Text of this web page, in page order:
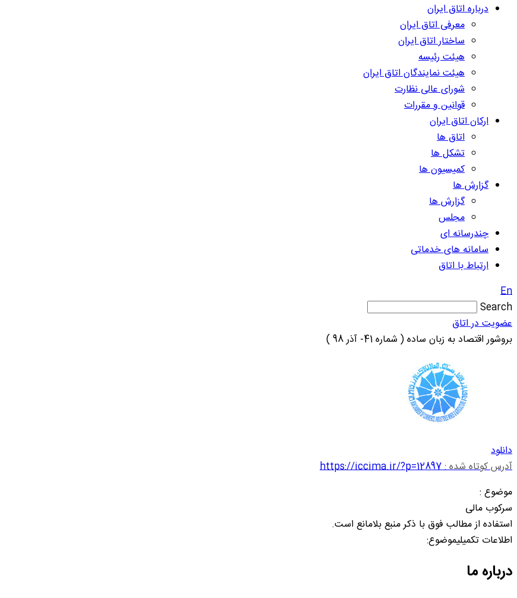
درباره اتاق ایران
معرفی اتاق ایران
ساختار اتاق ایران
هیئت رئیسه
هیئت نمایندگان اتاق ایران
شورای عالی نظارت
قوانین و مقررات
ارکان اتاق ایران
اتاق ها
تشکل ها
کمیسیون ها
گزارش ها
گزارش ها
مجلس
چندرسانه ای
سامانه های خدماتی
ارتباط با اتاق
En
Search
عضویت در اتاق
بروشور اقتصاد به زبان ساده ( شماره 41- آذر 98 )
دانلود
آدرس کوتاه شده :https://iccima.ir/?p=12897
موضوع :
سرکوب مالی
استفاده از مطالب فوق با ذکر منبع بلامانع است.
اطلاعات تکمیلیموضوع:
درباره ما